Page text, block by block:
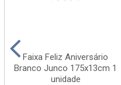
Faixa Feliz Aniversário
Branco Junco 175x13cm 1
unidade